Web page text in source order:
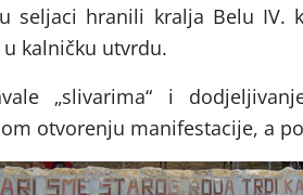
seljaci hranili kralja Belu IV.
kalničku utvrdu.
„slivarima“ i
otvorenju manifestacije, a